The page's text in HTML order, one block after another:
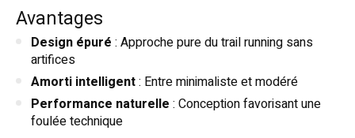
Avantages
Design épuré : Approche pure du trail running sans
artifices
Amorti intelligent: Entre minimaliste et modéré
Performance naturelle : Conception favorisant une
foulée technique